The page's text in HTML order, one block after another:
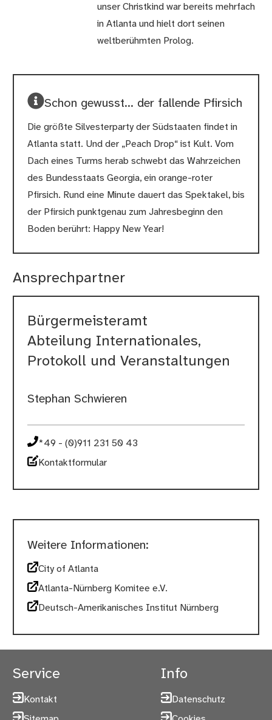
unser Christkind war bereits mehrfach
in Atlanta und hielt dort seinen
weltberühmten Prolog.
Schon gewusst... der fallende Pfirsich
Die größte Silvesterparty der Südstaaten findet in
Atlanta statt. Und der „Peach Drop“ ist Kult. Vom
Dach eines Turms herab schwebt das Wahrzeichen
des Bundesstaats Georgia, ein orange-roter
Pfirsich. Rund eine Minute dauert das Spektakel, bis
der Pfirsich punktgenau zum Jahresbeginn den
Boden berührt: Happy New Year!
Ansprechpartner
Bürgermeisteramt
Abteilung Internationales,
Protokoll und Veranstaltungen
Stephan Schwieren
*49 - (0)911 231 50 43
Kontaktformular
Weitere Informationen:
City of Atlanta
Atlanta-Nürnberg Komitee e.V.
Deutsch-Amerikanisches Institut Nürnberg
Service
Kontakt
Info
Datenschutz